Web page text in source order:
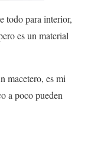
todo para interior,
es un material
macetero, es mi
a poco pueden